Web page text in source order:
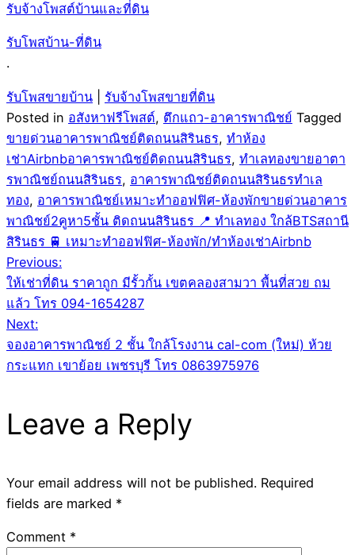
รับจ้างโพสต์บ้านและที่ดิน
รับโพสบ้าน-ที่ดิน
.
รับโพสขายบ้าน
รับจ้างโพสขายที่ดิน
Posted in อสังหาฟรีโพสต์, ตึกแถว-อาคารพาณิชย์ Tagged
ขายด่วนอาคารพาณิชย์ติดถนนสิรินธร, ทำห้อง
เช่าAirbnbอาคารพาณิชย์ติดถนนสิรินธร, ทำเลทองขายอาตา
รพาณิชย์ถนนสิรินธร, อาคารพาณิชย์ติดถนนสิรินธรทำเล
ทอง, อาคารพาณิชย์เหมาะทำออฟฟิศ-ห้องพักขายด่วนอาคาร
พาณิชย์2คูหา5ชั้น ติดถนนสิรินธร 📍 ทำเลทอง ใกล้BTSสถานี
สิรินธร 🚆 เหมาะทำออฟฟิศ-ห้องพัก/ทำห้องเช่าAirbnb
Post
navigation
Previous:
ให้เช่าที่ดิน ราคาถูก มีรั้วกั้น เขตคลองสามวา พื้นที่สวย ถม
แล้ว โทร 094-1654287
Next:
จองอาคารพาณิชย์ 2 ชั้น ใกล้โรงงาน cal-com (ใหม่) ห้วย
กระแทก เขาย้อย เพชรบุรี โทร 0863975976
Leave a Reply
Your email address will not be published. Required
fields are marked *
Comment *